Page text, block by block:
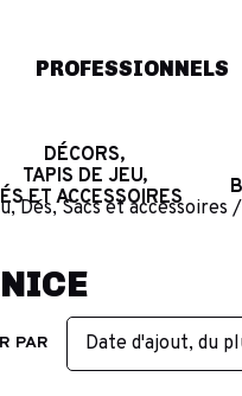
PROFESSIONNELS
DÉCORS,
TAPIS DE JEU,
ET ACCESSOIRES
Dés, Sacs et accessoires
PAR Date d'ajout, du